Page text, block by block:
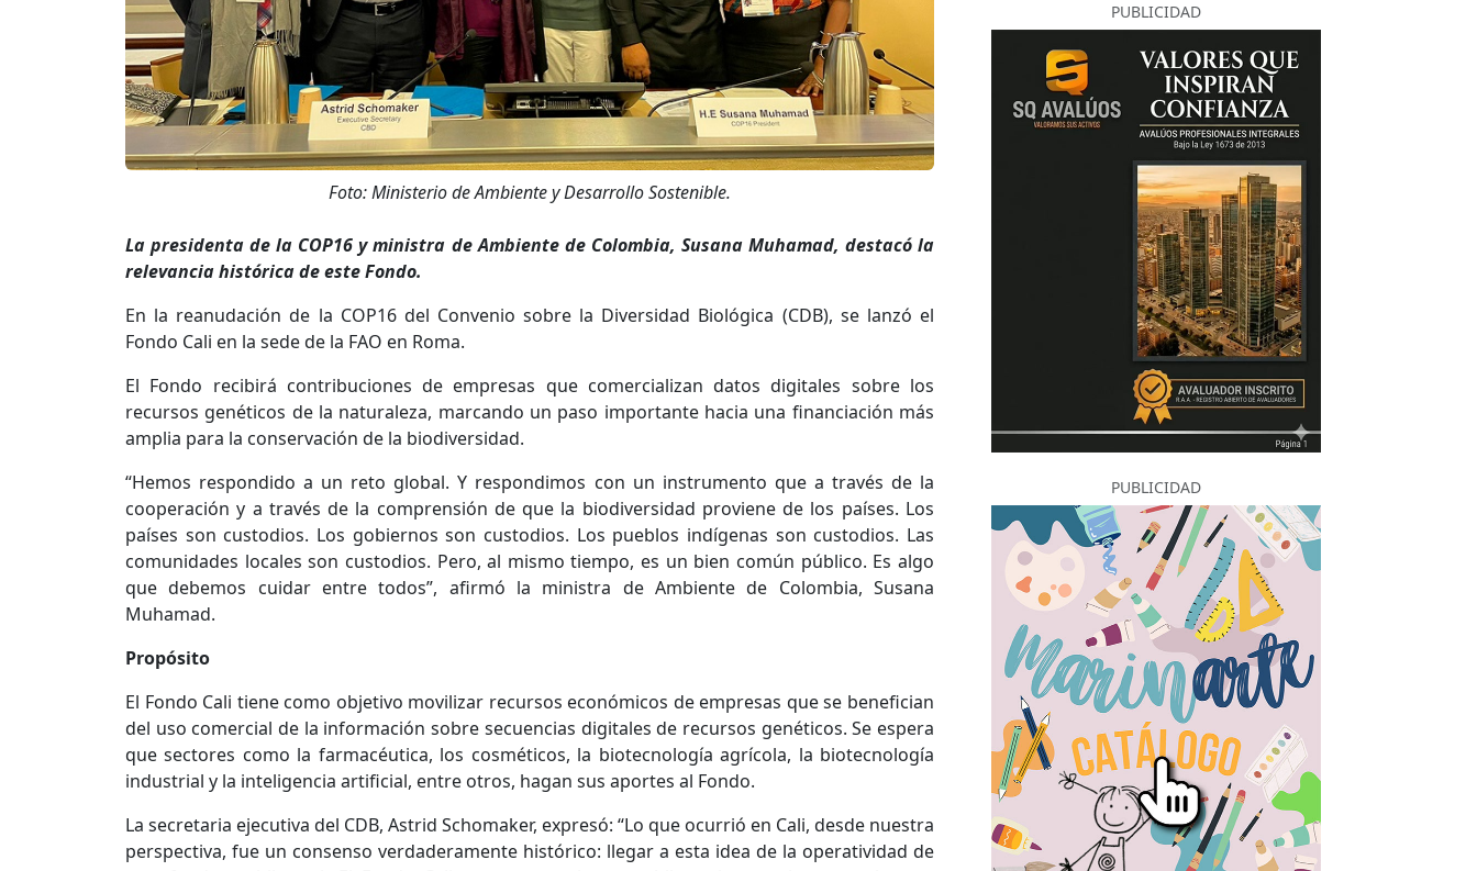
Foto: Ministerio de Ambiente y Desarrollo Sostenible.
La presidenta de la COP16 y ministra de Ambiente de Colombia, Susana Muhamad, destacó la
relevancia histórica de este Fondo.
En la reanudación de la COP16 del Convenio sobre la Diversidad Biológica (CDB), se lanzó el
Fondo Cali en la sede de la FAO en Roma.
El Fondo recibirá contribuciones de empresas que comercializan datos digitales sobre los
recursos genéticos de la naturaleza, marcando un paso importante hacia una financiación más
amplia para la conservación de la biodiversidad.
“Hemos respondido a un reto global. Y respondimos con un instrumento que a través de la
cooperación y a través de la comprensión de que la biodiversidad proviene de los países. Los
países son custodios. Los gobiernos son custodios. Los pueblos indígenas son custodios. Las
comunidades locales son custodios. Pero, al mismo tiempo, es un bien común público. Es algo
que debemos cuidar entre todos”, afirmó la ministra de Ambiente de Colombia, Susana
Muhamad.
Propósito
El Fondo Cali tiene como objetivo movilizar recursos económicos de empresas que se benefician
del uso comercial de la información sobre secuencias digitales de recursos genéticos. Se espera
que sectores como la farmacéutica, los cosméticos, la biotecnología agrícola, la biotecnología
industrial y la inteligencia artificial, entre otros, hagan sus aportes al Fondo.
La secretaria ejecutiva del CDB, Astrid Schomaker, expresó: “Lo que ocurrió en Cali, desde nuestra
perspectiva, fue un consenso verdaderamente histórico: llegar a esta idea de la operatividad de
PUBLICIDAD
PUBLICIDAD